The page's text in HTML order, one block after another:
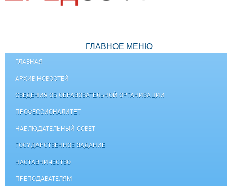
ГЛАВНОЕ МЕНЮ
ГЛАВНАЯ
АРХИВ НОВОСТЕЙ
СВЕДЕНИЯ ОБ ОБРАЗОВАТЕЛЬНОЙ ОРГАНИЗАЦИИ
ПРОФЕССИОНАЛИТЕТ
НАБЛЮДАТЕЛЬНЫЙ СОВЕТ
ГОСУДАРСТВЕННОЕ ЗАДАНИЕ
НАСТАВНИЧЕСТВО
ПРЕПОДАВАТЕЛЯМ